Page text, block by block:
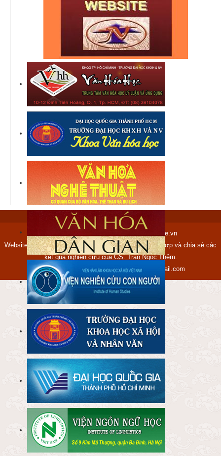
Copyright © 2012-2017 tranngocthem.name.vn
Website tranngocthem.name.vn được lập ra nhằm tập hợp và chia sẻ các
kết quả nghiên cứu của GS. Trần Ngọc Thêm.
Mọi ý kiến xin gửi về địa chỉ:ngocthem@gmail.com